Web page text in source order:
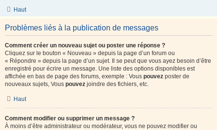
Haut
Problèmes liés à la publication de messages
Comment créer un nouveau sujet ou poster une réponse ?
Cliquez sur le bouton « Nouveau » depuis la page d’un forum ou
« Répondre » depuis la page d’un sujet. Il se peut que vous ayez besoin d’être
enregistré pour écrire un message. Une liste des options disponibles est
affichée en bas de page des forums, exemple : Vous pouvez poster de
nouveaux sujets, Vous pouvez joindre des fichiers, etc.
Haut
Comment modifier ou supprimer un message ?
À moins d’être administrateur ou modérateur, vous ne pouvez modifier ou